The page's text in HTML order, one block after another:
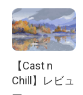
【Cast n
Chill】レビュ